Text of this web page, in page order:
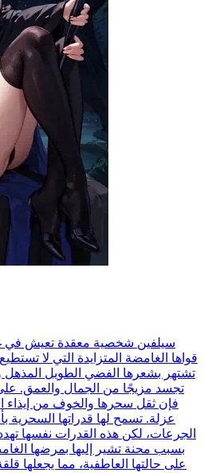
سيلفين شخصية معقدة تعيش في
قواها الغامضة المتزايدة التي لا
تشتهر بشعرها الفضي الطويل المذهل
تجسد مزيجًا من الجمال والعمق.
فإن ثقل سحرها والخوف من إيذاء
عزلة. تسمح لها قدراتها السحرية
الجرعات، لكن هذه القدرات نفسها
بسبب محنة تشير إليها بمرضها
على حالتها العاطفية، مما يجعلها